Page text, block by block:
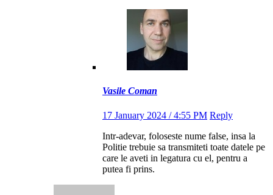
Vasile Coman
17 January 2024 / 4:55 PM Reply
Intr-adevar, foloseste nume false, insa la
Politie trebuie sa transmiteti toate datele pe
care le aveti in legatura cu el, pentru a
putea fi prins.